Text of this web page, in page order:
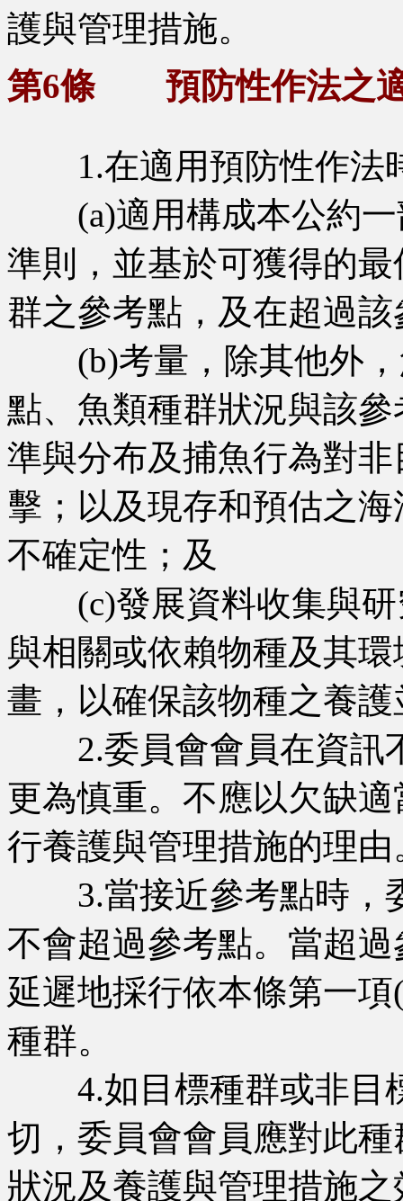
護與管理措施。
第6條 預防性作法之
1.在適用預防性作法
(a)適用構成本公約一
準則，並基於可獲得的
群之參考點，及在超過
(b)考量，除其他外，
點、魚類種群狀況與該
準與分布及捕魚行為對
擊；以及現存和預估之
不確定性；及
(c)發展資料收集與研
與相關或依賴物種及其
畫，以確保該物種之養
2.委員會會員在資訊
更為慎重。不應以欠缺
行養護與管理措施的理由
3.當接近參考點時，
不會超過參考點。當超
延遲地採行依本條第一
種群。
4.如目標種群或非目
切，委員會會員應對此
狀況及養護與管理措施